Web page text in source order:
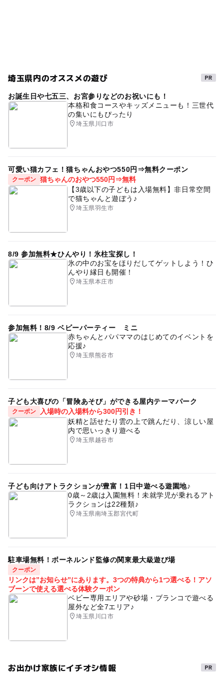
春休み2027 埼玉県 旅行
雨の日でもOK 午後から遊べる 室内 あかすり
飯能市 露天風呂
埼玉県内のオススメの遊び
お誕生日や七五三、お宮参りなどのお祝いにも！
本格和食コースやキッズメニューも！三世代
の集いにもぴったり
埼玉県川口市
可愛い猫カフェ！猫ちゃんおやつ550円⇒無料クーポン
クーポン 猫ちゃんのおやつ550円⇒無料
【3歳以下の子どもは入場無料】非日常空間
で猫ちゃんと遊ぼう♪
埼玉県羽生市
8/9 参加無料★ひんやり！氷柱宝探し！
氷の中のお宝をほりだしてゲットしよう！ひ
んやり縁日も開催！
埼玉県本庄市
参加無料！8/9 ベビーパーティー ミニ
赤ちゃんとパパママのはじめてのイベントを
応援♪
埼玉県熊谷市
子ども大喜びの「冒険あそび」ができる屋内テーマパーク
クーポン
入場時の入場料から300円引き！
妖精と話せたり雲の上で跳んだり、涼しい屋
内で思いっきり遊べる
埼玉県越谷市
子ども向けアトラクションが豊富！1日中遊べる遊園地♪
0歳～2歳は入園無料！未就学児が乗れるアト
ラクションは22種類♪
埼玉県南埼玉郡宮代町
駐車場無料！ボーネルンド監修の関東最大級遊び場
クーポン
リンクは”お知らせ”にあります。3つの特典から1つ選べる！アソ
ブーンで使える選べる体験クーポン
ベビー専用エリアや砂場・ブランコで遊べる
屋外など全7エリア♪
埼玉県川口市
お出かけ家族にイチオシ情報